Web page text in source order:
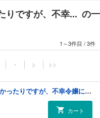
りですが、不幸... の一
1～3件目 /3件
・ > >>
婚約破棄されたりされなかったりですが、不幸令嬢になりました。～ざまぁしなくても幸せです～ アンソロジーコミック
カート